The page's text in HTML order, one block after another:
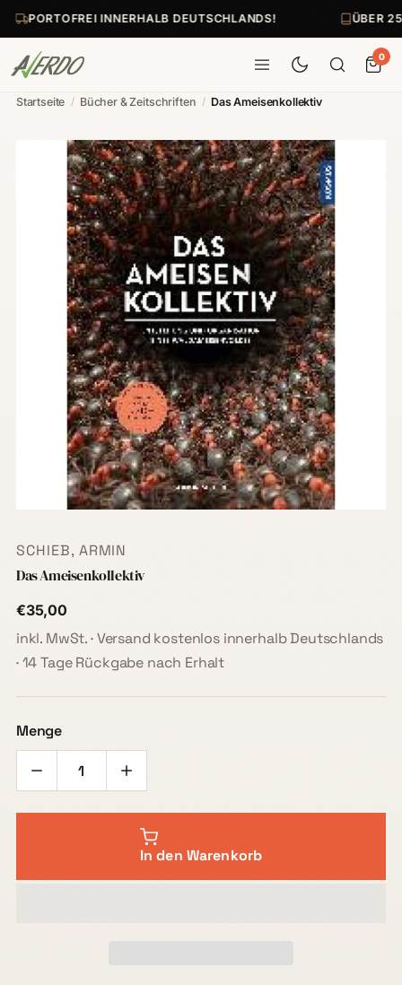
PORTOFREI INNERHALB DEUTSCHLANDS! ÜBER
0
Startseite / Bücher & Zeitschriften / Das Ameisenkollektiv
SCHIEB, ARMIN
Das Ameisenkollektiv
€35,00
inkl. MwSt. · Versand kostenlos innerhalb Deutschlands
· 14 Tage Rückgabe nach Erhalt
Menge
In den Warenkorb